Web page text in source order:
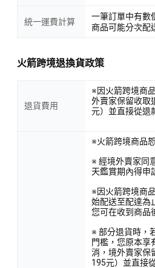
統一運費計算
一筆訂單中有數
商品可能分次配
火箭跨境退換貨政策
退貨費用
※因火箭跨境商
外賣家保留收取
元）並直接從退
※火箭跨境商品
※ 經境外賣家同
天鑑賞期內得申
※因火箭跨境商
始配送至配達為
您可在收到商品
※ 部分退貨時，
門檻，您原本享
消，境外賣家保
195元）並直接